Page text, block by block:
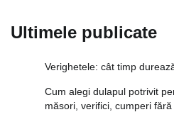
Ultimele publicate
Verighetele: cât timp
Cum alegi dulapul potrivit
măsori, verifici, cumperi